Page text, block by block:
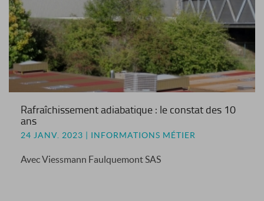
Rafraîchissement adiabatique : le constat des 10
ans
24 JANV. 2023 | INFORMATIONS MÉTIER
Avec Viessmann Faulquemont SAS